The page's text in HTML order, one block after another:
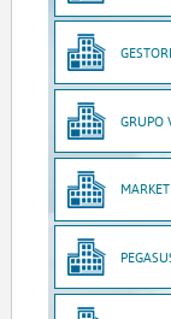
GRUPO